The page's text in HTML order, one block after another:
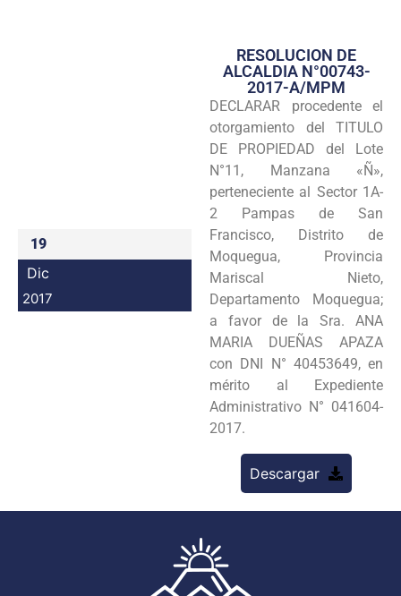
Transparencia
Seguridad
Programas
Intranet
19
Dic
2017
RESOLUCION DE
ALCALDIA N°00743-
2017-A/MPM
DECLARAR procedente el
otorgamiento del TITULO
DE PROPIEDAD del Lote
N°11, Manzana «Ñ»,
perteneciente al Sector 1A-
2 Pampas de San
Francisco, Distrito de
Moquegua, Provincia
Mariscal Nieto,
Departamento Moquegua;
a favor de la Sra. ANA
MARIA DUEÑAS APAZA
con DNI N° 40453649, en
mérito al Expediente
Administrativo N° 041604-
2017.
Descargar